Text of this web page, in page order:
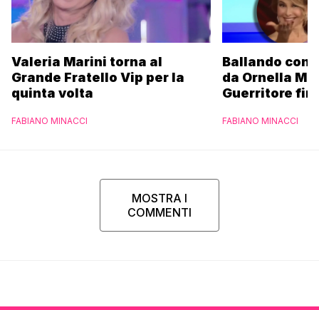
Valeria Marini torna al
Grande Fratello Vip per la
quinta volta
FABIANO MINACCI
Ballando con
da Ornella
Guerritore
l’esclusiva di
FABIANO MINACCI
MOSTRA I
COMMENTI